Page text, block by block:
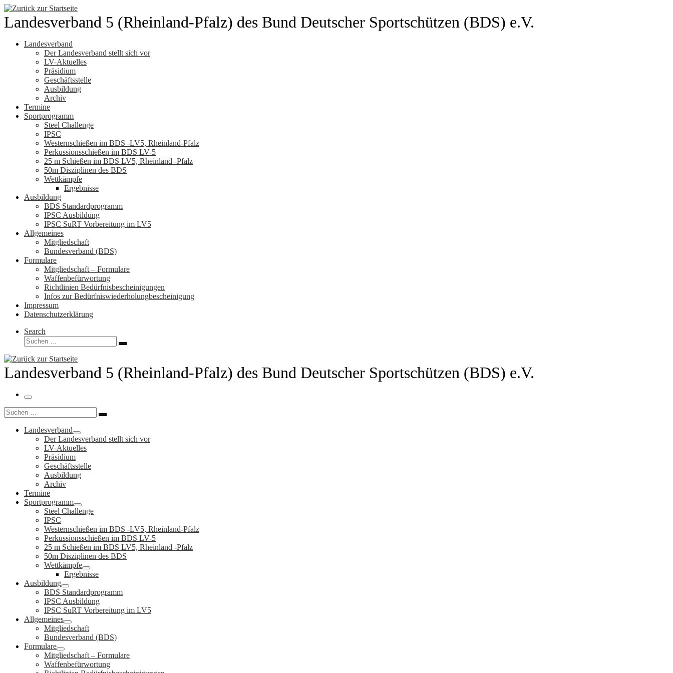
Zum
Inhalt
springen
Landesverband 5 (Rheinland-Pfalz) des Bund Deutscher Sportschützen (BDS) e.V.
Landesverband
Der Landesverband stellt sich vor
LV-Aktuelles
Präsidium
Geschäftsstelle
Ausbildung
Archiv
Termine
Sportprogramm
Steel Challenge
IPSC
Westernschießen im BDS -LV5, Rheinland-Pfalz
Perkussionsschießen im BDS LV-5
25 m Schießen im BDS LV5, Rheinland -Pfalz
50m Disziplinen des BDS
Wettkämpfe
Ergebnisse
Ausbildung
BDS Standardprogramm
IPSC Ausbildung
IPSC SuRT Vorbereitung im LV5
Allgemeines
Mitgliedschaft
Bundesverband (BDS)
Formulare
Mitgliedschaft – Formulare
Waffenbefürwortung
Richtlinien Bedürfnisbescheinigungen
Infos zur Bedürfniswiederholungbescheinigung
Impressum
Datenschutzerklärung
Search
Suche
Suchen …
Landesverband 5 (Rheinland-Pfalz) des Bund Deutscher Sportschützen (BDS) e.V.
Menü
Suche
Suchen …
Landesverband
Der Landesverband stellt sich vor
LV-Aktuelles
Präsidium
Geschäftsstelle
Ausbildung
Archiv
Termine
Sportprogramm
Steel Challenge
IPSC
Westernschießen im BDS -LV5, Rheinland-Pfalz
Perkussionsschießen im BDS LV-5
25 m Schießen im BDS LV5, Rheinland -Pfalz
50m Disziplinen des BDS
Wettkämpfe
Ergebnisse
Ausbildung
BDS Standardprogramm
IPSC Ausbildung
IPSC SuRT Vorbereitung im LV5
Allgemeines
Mitgliedschaft
Bundesverband (BDS)
Formulare
Mitgliedschaft – Formulare
Waffenbefürwortung